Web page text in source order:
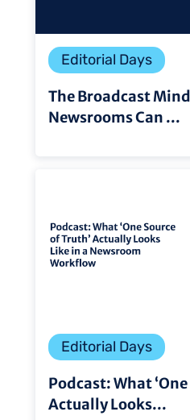
Editorial Days
The Broadcast
Newsrooms Can ...
Editorial Days
Podcast: What
Actually Looks...